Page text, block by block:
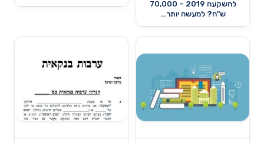
להשקעה 2019 – 70,000
ש"ח? למעשה יותר…